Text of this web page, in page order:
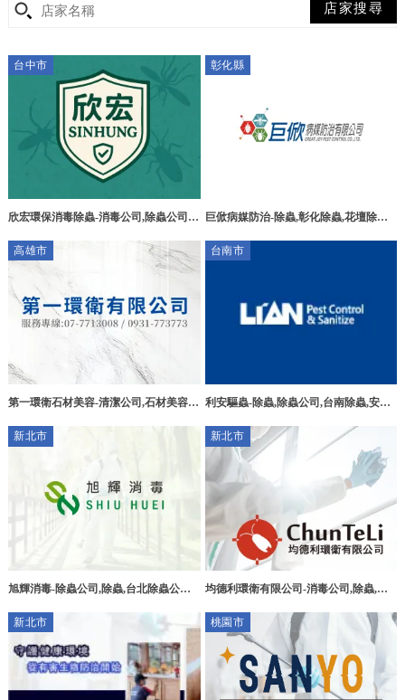
台中市
欣宏環保消毒除蟲-消毒公司,除蟲公司,
彰化縣
巨俽病媒防治-除蟲,彰化除蟲,花壇除蟲,
司推薦
高雄市
第一環衛石材美容-清潔公司,石材美容,
台南市
利安驅蟲-除蟲,除蟲公司,台南除蟲,安南
新北市
旭輝消毒-除蟲公司,除蟲,台北除蟲公司,
新北市
均德利環衛有限公司-消毒公司,除蟲,滅
止消毒公司
新北市 桃園市